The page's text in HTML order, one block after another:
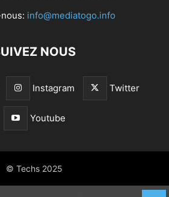
info@mediatogo.info
NOUS
Instagram Twitter
Youtube
© Techs 2025